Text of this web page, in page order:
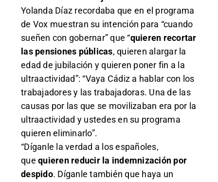
Yolanda Díaz recordaba que en el programa
de Vox muestran su intención para “cuando
sueñen con gobernar” que “quieren recortar
las pensiones públicas, quieren alargar la
edad de jubilación y quieren poner fin a la
ultraactividad”: “Vaya Cádiz a hablar con los
trabajadores y las trabajadoras. Una de las
causas por las que se movilizaban era por la
ultraactividad y ustedes en su programa
quieren eliminarlo”.
“Díganle la verdad a los españoles,
que quieren reducir la indemnización por
despido. Díganle también que haya un